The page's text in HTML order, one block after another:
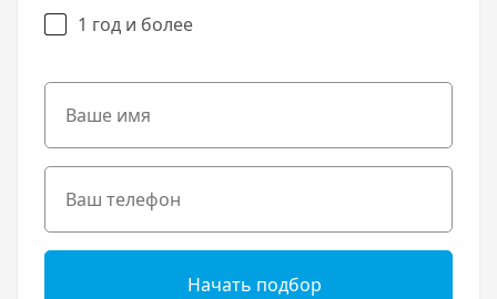
1 год и более
Начать подбор